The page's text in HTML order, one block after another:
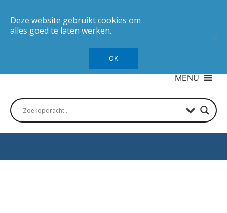
MENU
Deze website gebruikt cookies om
alles goed te laten werken.
OK